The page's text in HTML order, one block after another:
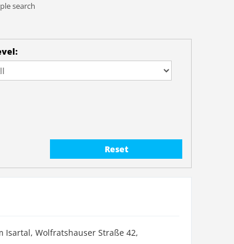
search
:
Reset
Isartal, Wolfratshauser Straße 42,